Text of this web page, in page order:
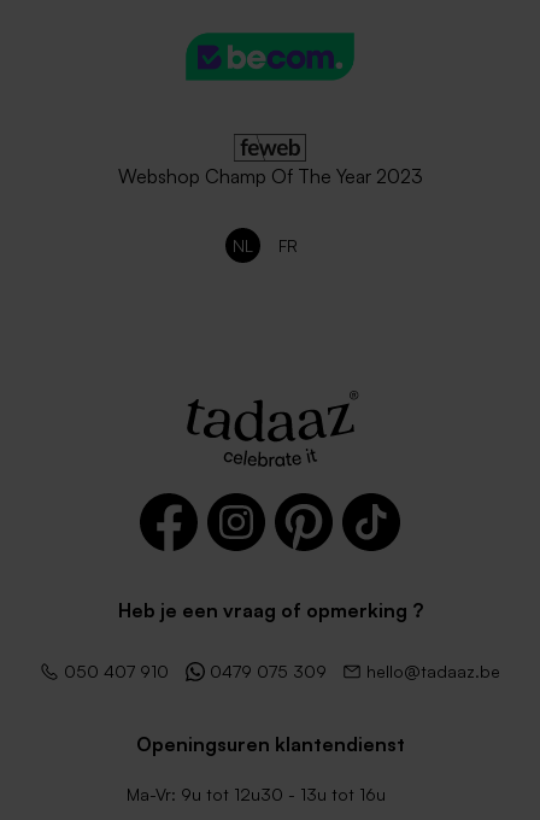
Webshop Champ Of The Year 2023
NL FR
Heb je een vraag of opmerking ?
050 407 910 0479 075 309 hello@tadaaz.be
Openingsuren klantendienst
Ma-Vr: 9u tot 12u30 - 13u tot 16u